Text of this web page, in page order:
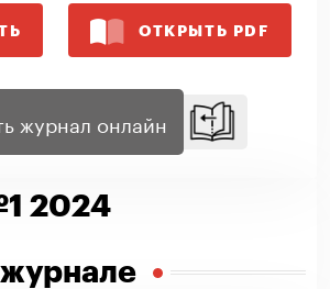
2024
журнале
ОТКРЫТЬ PDF
журнал онлайн